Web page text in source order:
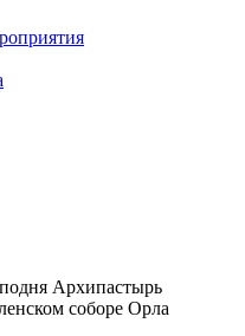
Архипастырь
соборе Орла